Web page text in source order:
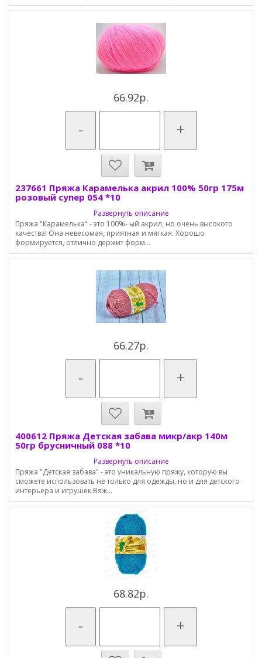
66.92р.
- +
237661 Пряжа Карамелька акрил 100% 50гр 175м
розовый супер 054 *10
Развернуть описание
Пряжа "Карамелька" - это 100%- ый акрил, но очень высокого
качества! Она невесомая, приятная и мягкая. Хорошо
формируется, отлично держит форм...
66.27р.
- +
400612 Пряжа Детская забава микр/акр 140м
50гр брусничный 088 *10
Развернуть описание
Пряжа "Детская забава" - это уникальную пряжу, которую вы
сможете использовать не только для одежды, но и для детского
интерьера и игрушек.Вяж...
68.82р.
- +